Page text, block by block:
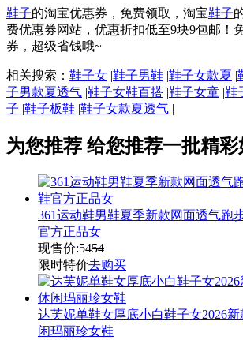
鞋子的淘宝优惠券，免费领取，淘宝鞋子
费优惠券网站，优惠折扣低至9块9包邮！
券，超级省钱哦~
相关搜索： 鞋子女 |鞋子男鞋 |鞋子女款夏 |
子男款夏透气 |鞋子女鞋百搭 |鞋子女童 |鞋
子 |鞋子板鞋 |鞋子女款夏透气 |
为您推荐 给您推荐一批精彩
361运动鞋男鞋夏季新款网面透气跑
官方正品女
现售价:5454
限时特价去购买
达芙妮单鞋女厚底小白鞋子女2026
闲玛丽珍女鞋